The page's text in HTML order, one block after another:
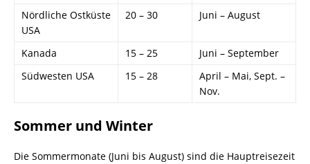
Nördliche Ostküste
USA
20 – 30 Juni – August
Kanada 15 – 25
Juni – September
Südwesten USA
15 – 28
April – Mai, Sept. –
Nov.
Sommer und Winter
Die Sommermonate (Juni bis August) sind die Hauptreisezeit